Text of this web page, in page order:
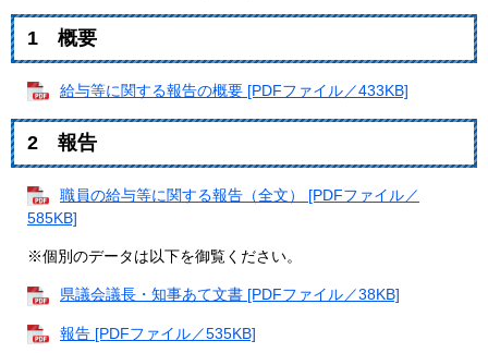
1 概要
給与等に関する報告の概要 [PDFファイル／433KB]
2 報告
職員の給与等に関する報告（全文） [PDFファイル／
585KB]
※個別のデータは以下を御覧ください。
県議会議長・知事あて文書 [PDFファイル／38KB]
報告 [PDFファイル／535KB]